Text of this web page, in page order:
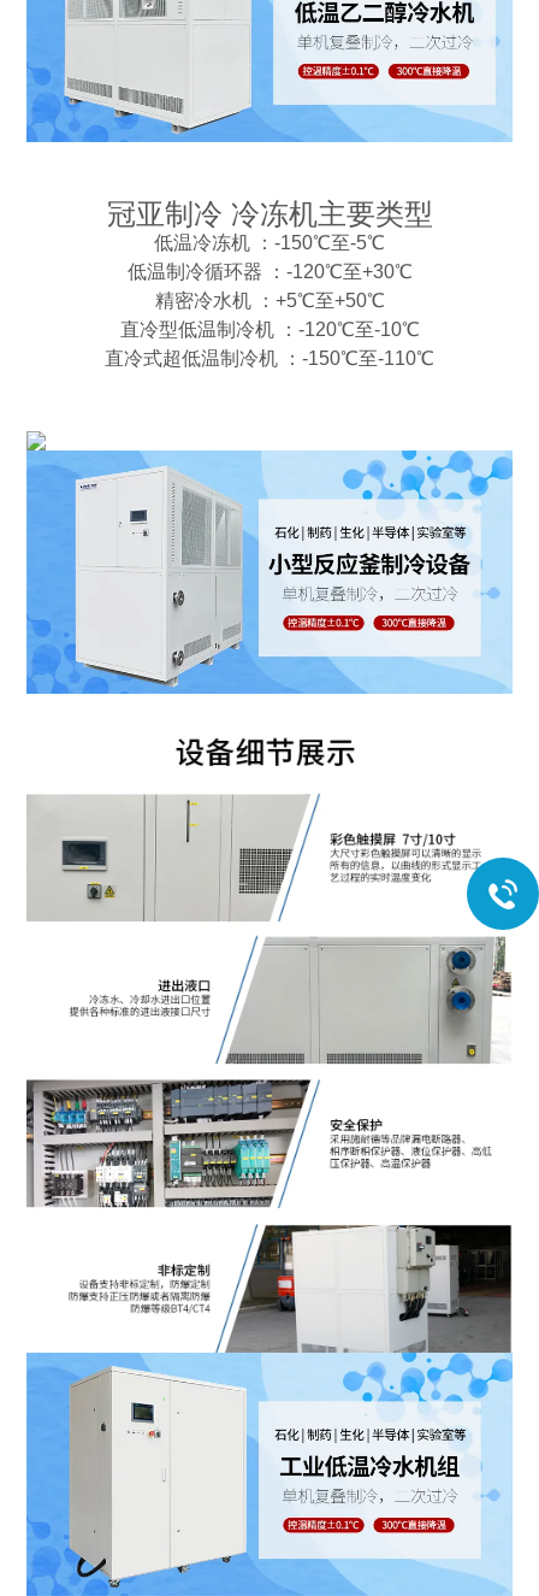
冠亚制冷 冷冻机主要类型
低温冷冻机 ：-150℃至-5℃
低温制冷循环器 ：-120℃至+30℃
精密冷水机 ：+5℃至+50℃
直冷型低温制冷机 ：-120℃至-10℃
直冷式超低温制冷机 ：-150℃至-110℃